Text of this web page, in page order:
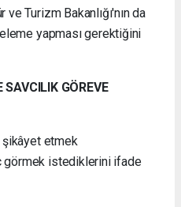
Turizm Bakanlığı'nın da
yapması gerektiğini
GÖREVE
şikâyet etmek
görmek istediklerini ifade